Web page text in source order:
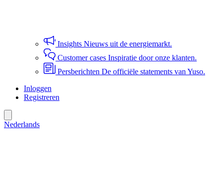
Insights Nieuws uit de energiemarkt.
Customer cases Inspiratie door onze klanten.
Persberichten De officiële statements van Yuso.
Inloggen
Registreren
Nederlands